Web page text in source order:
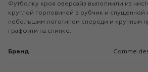
Футболку кроя оверсайз выполнили из
круглой горловиной в рубчик и спущенной
небольшим логотипом спереди и крупным
граффити на спинке.
Бренд Comme